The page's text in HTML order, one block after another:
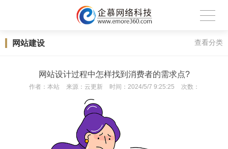
网站建设 查看分类
网站设计过程中怎样找到消费者的需求点?
作者： 本站 来源： 云更新 时间： 2024/5/7 9:25:25 次数：